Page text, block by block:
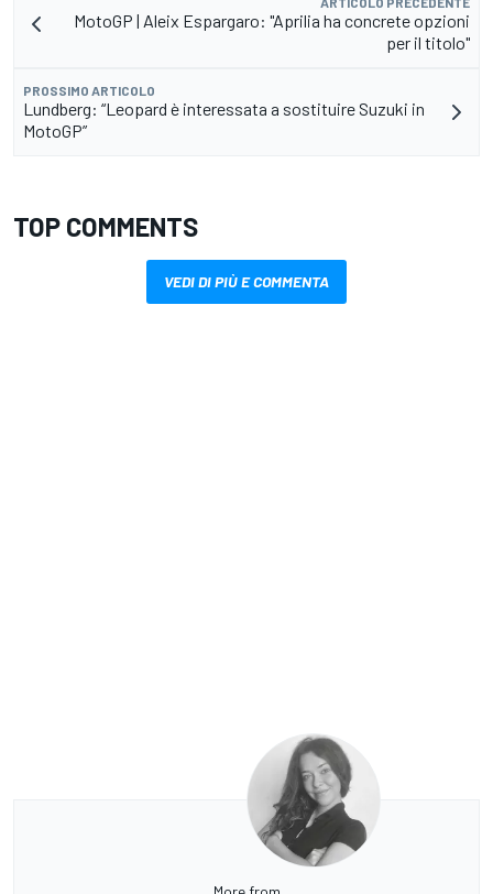
MotoGP | Aleix Espargaro: "Aprilia ha concrete opzioni
per il titolo"
PROSSIMO ARTICOLO
Lundberg: “Leopard è interessata a sostituire Suzuki in
MotoGP”
TOP COMMENTS
VEDI DI PIÙ E COMMENTA